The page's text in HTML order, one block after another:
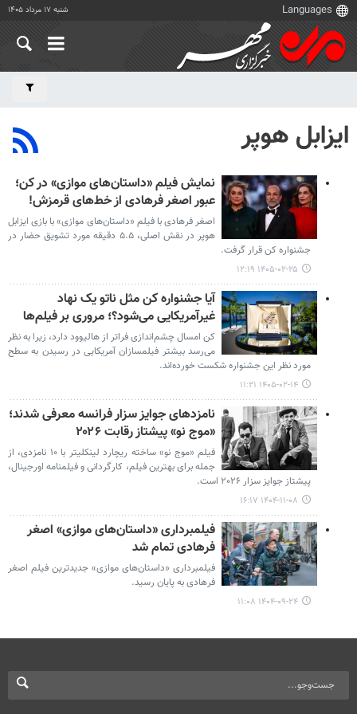
شنبه ۱۷ مرداد ۱۴۰۵
ایزابل هوپر
نمایش فیلم «داستان‌های موازی» در کن؛
عبور اصغر فرهادی از خط‌های قرمزش!
اصغر فرهادی با فیلم «داستان‌های موازی» با بازی ایزابل
هوپر در نقش اصلی، ۵.۵ دقیقه مورد تشویق حضار در
جشنواره کن قرار ‌گرفت.
۱۴۰۵-۰۲-۲۵ ۱۲:۱۹
آیا جشنواره کن مثل ناتو یک نهاد
غیرآمریکایی می‌شود؟؛ مروری بر فیلم‌ها
کن امسال چشم‌اندازی فراتر از هالیوود دارد، زیرا به نظر
می‌رسد بیشتر فیلمسازان آمریکایی در رسیدن به سطح
مورد نظر این جشنواره شکست ‌خورده‌اند.
۱۴۰۵-۰۲-۱۴ ۱۱:۲۱
نامزدهای جوایز سزار فرانسه معرفی شدند؛
«موج نو» پیشتاز رقابت ۲۰۲۶
فیلم «موج نو» ساخته ریچارد لینکلیتر با ۱۰ نامزدی، از
جمله برای بهترین فیلم، کارگردانی و فیلمنامه اورجینال،
پیشتاز جوایز سزار ۲۰۲۶ است.
۱۴۰۴-۱۱-۰۸ ۱۶:۱۷
فیلمبرداری «داستان‌های موازی» اصغر
فرهادی تمام شد
فیلمبرداری «داستان‌های موازی» جدیدترین فیلم اصغر
فرهادی به پایان رسید.
۱۴۰۴-۰۹-۲۴ ۱۱:۰۸